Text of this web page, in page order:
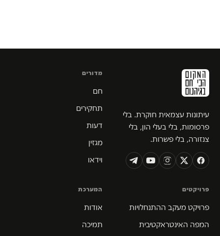
עיתונות עצמאית חוקרת. בלי
פרסומות, בלי בעלי הון, בלי
צנזורה, בלי פשרות.
מדורים
חם
תחקירים
דעות
מגזין
וידאו
פרויקטים
פרויקט מעקב ההתנחלויות
המפה האינטראקטיבית
המערכת
אודות
תמיכה